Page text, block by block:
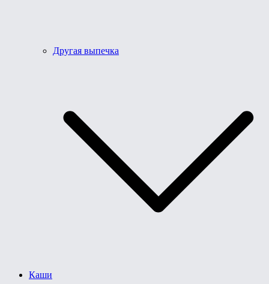
Другая выпечка
Каши